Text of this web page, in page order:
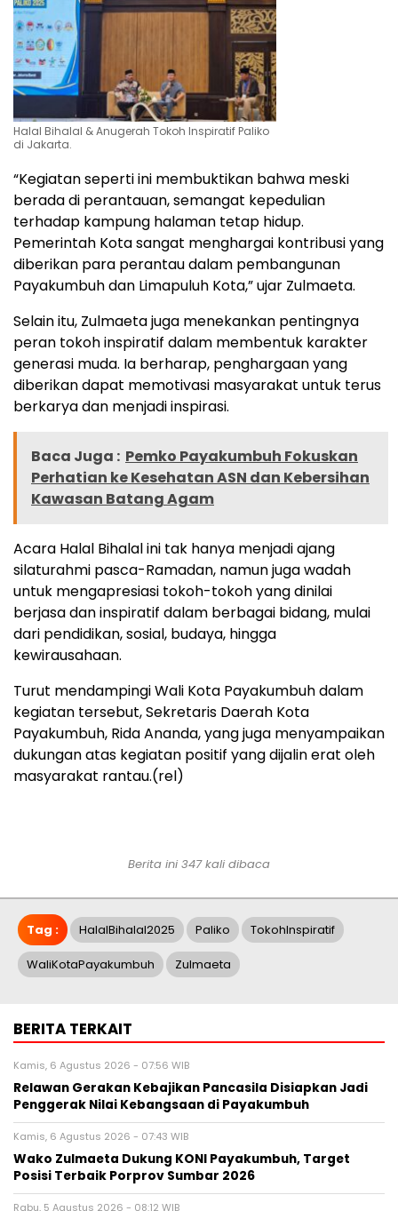
Halal Bihalal & Anugerah Tokoh Inspiratif Paliko
di Jakarta.
“Kegiatan seperti ini membuktikan bahwa meski
berada di perantauan, semangat kepedulian
terhadap kampung halaman tetap hidup.
Pemerintah Kota sangat menghargai kontribusi yang
diberikan para perantau dalam pembangunan
Payakumbuh dan Limapuluh Kota,” ujar Zulmaeta.
Selain itu, Zulmaeta juga menekankan pentingnya
peran tokoh inspiratif dalam membentuk karakter
generasi muda. Ia berharap, penghargaan yang
diberikan dapat memotivasi masyarakat untuk terus
berkarya dan menjadi inspirasi.
Baca Juga : Pemko Payakumbuh Fokuskan
Perhatian ke Kesehatan ASN dan Kebersihan
Kawasan Batang Agam
Acara Halal Bihalal ini tak hanya menjadi ajang
silaturahmi pasca-Ramadan, namun juga wadah
untuk mengapresiasi tokoh-tokoh yang dinilai
berjasa dan inspiratif dalam berbagai bidang, mulai
dari pendidikan, sosial, budaya, hingga
kewirausahaan.
Turut mendampingi Wali Kota Payakumbuh dalam
kegiatan tersebut, Sekretaris Daerah Kota
Payakumbuh, Rida Ananda, yang juga menyampaikan
dukungan atas kegiatan positif yang dijalin erat oleh
masyarakat rantau.(rel)
Berita ini 347 kali dibaca
Tag : HalalBihalal2025 Paliko TokohInspiratif
WaliKotaPayakumbuh Zulmaeta
BERITA TERKAIT
Kamis, 6 Agustus 2026 - 07:56 WIB
Relawan Gerakan Kebajikan Pancasila Disiapkan Jadi
Penggerak Nilai Kebangsaan di Payakumbuh
Kamis, 6 Agustus 2026 - 07:43 WIB
Wako Zulmaeta Dukung KONI Payakumbuh, Target
Posisi Terbaik Porprov Sumbar 2026
Rabu, 5 Agustus 2026 - 08:12 WIB